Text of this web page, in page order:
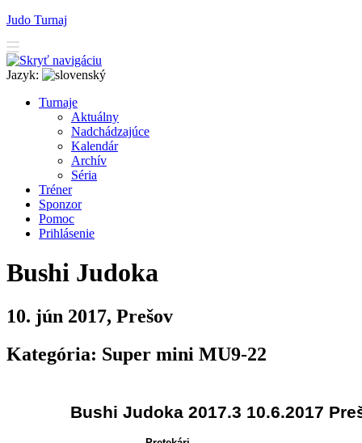
Judo Turnaj
Jazyk:
Turnaje
Aktuálny
Nadchádzajúce
Kalendár
Archív
Séria
Tréner
Sponzor
Pomoc
Prihlásenie
Bushi Judoka
10. jún 2017, Prešov
Kategória: Super mini MU9-22